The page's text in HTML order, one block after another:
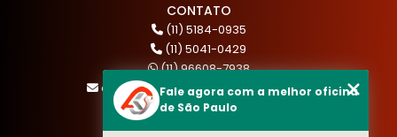
CONTATO
(11) 5184-0935
(11) 5041-0429
(11) 96608-7938
atendimento@akautocenter.com.br
Fale agora com a melhor oficina
de São Paulo